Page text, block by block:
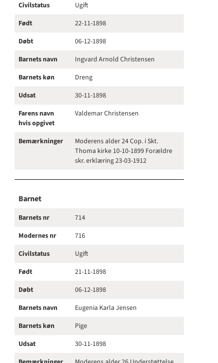
Civilstatus
Ugift
Født
22-11-1898
Døbt
06-12-1898
Barnets navn
Ingvard Arnold Christensen
Barnets køn
Dreng
Udsat
30-11-1898
Farens navn
hvis opgivet
Valdemar Christensen
Bemærkninger
Moderens alder 24 Cop. i Skt.
Thoma kirke 10-10-1899 Forældre
skr. erklæring 23-03-1912
Barnet
Barnets nr
714
Modernes nr
716
Civilstatus
Ugift
Født
21-11-1898
Døbt
06-12-1898
Barnets navn
Eugenia Karla Jensen
Barnets køn
Pige
Udsat
30-11-1898